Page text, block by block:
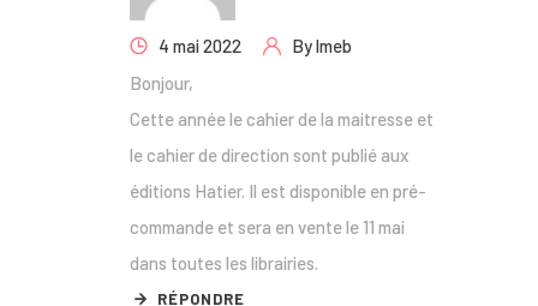
4 mai 2022 Bylmeb
Bonjour,
Cette année le cahier de la maitresse et
le cahier de direction sont publié aux
éditions Hatier. Il est disponible en pré-
commande et sera en vente le 11 mai
dans toutes les librairies.
RÉPONDRE